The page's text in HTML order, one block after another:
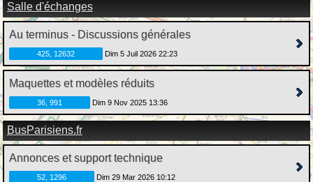
Salle d'échanges
Au terminus - Discussions générales
425, 12632 Dim 5 Juil 2026 22:23
Maquettes et modèles réduits
36, 991 Dim 9 Nov 2025 13:36
BusParisiens.fr
Annonces et support technique
52, 1296 Dim 29 Mar 2026 10:12